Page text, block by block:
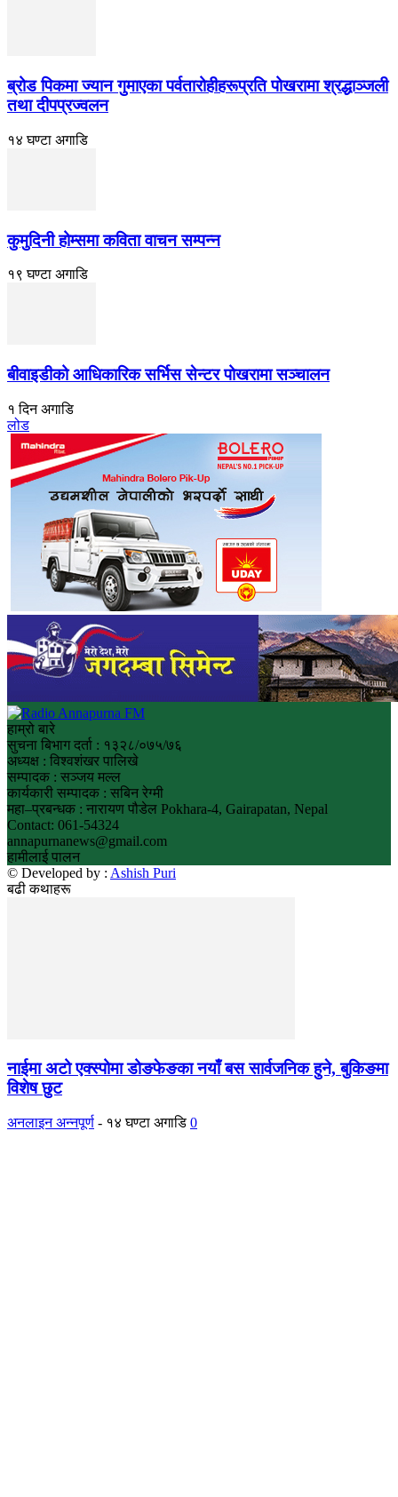
ब्रोड पिकमा ज्यान गुमाएका पर्वतारोहीहरूप्रति पोखरामा श्रद्धाञ्जली
तथा दीपप्रज्वलन
१४ घण्टा अगाडि
कुमुदिनी होम्समा कविता वाचन सम्पन्न
१९ घण्टा अगाडि
बीवाइडीको आधिकारिक सर्भिस सेन्टर पोखरामा सञ्चालन
१ दिन अगाडि
लोड
हाम्रो बारे
सुचना बिभाग दर्ता : १३२८/०७५/७६
अध्यक्ष : विश्वशंखर पालिखे
सम्पादक : सञ्जय मल्ल
कार्यकारी सम्पादक : सबिन रेग्मी
महा–प्रबन्धक : नारायण पौडेल Pokhara-4, Gairapatan, Nepal
Contact: 061-54324
annapurnanews@gmail.com
हामीलाई पालन
© Developed by : Ashish Puri
बढी कथाहरू
नाईमा अटो एक्स्पोमा डोङफेङका नयाँ बस सार्वजनिक हुने, बुकिङमा
विशेष छुट
अनलाइन अन्नपूर्ण - १४ घण्टा अगाडि 0